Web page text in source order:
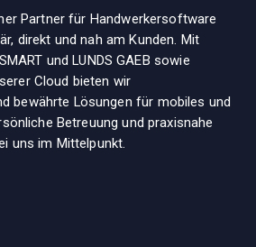
Partner für Handwerkersoftware
direkt und nah am Kunden. Mit
und LUNDS GAEB sowie
Cloud bieten wir
bewährte Lösungen für mobiles und
Betreuung und praxisnahe
uns im Mittelpunkt.